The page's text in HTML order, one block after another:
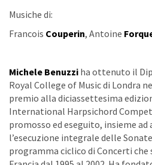
Musiche di:
Francois Couperin, Antoine
Michele Benuzzi ha ottenuto il
Royal College of Music di Londra
premio alla diciassettesima
International Harpsichord
promosso ed eseguito, insieme
l’esecuzione integrale delle
programma ciclico di Concerti che